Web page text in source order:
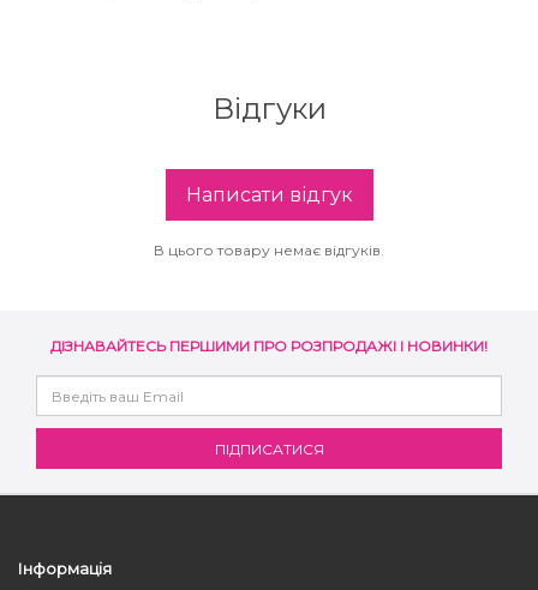
Відгуки
Написати відгук
В цього товару немає відгуків.
ДІЗНАВАЙТЕСЬ ПЕРШИМИ ПРО РОЗПРОДАЖІ І НОВИНКИ!
Інформація
Subrina Glow-Plex - Живлення, зволоження